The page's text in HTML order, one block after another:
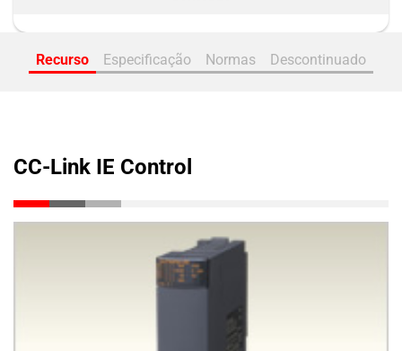
Recurso Especificação Normas Descontinuado
CC-Link IE Control